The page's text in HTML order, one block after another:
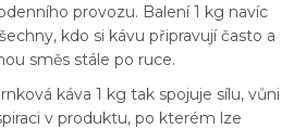
provozu. Balení 1 kg navíc
kdo si kávu připravují často a
směs stále po ruce.
káva 1 kg tak spojuje sílu, vůni
v produktu, po kterém lze